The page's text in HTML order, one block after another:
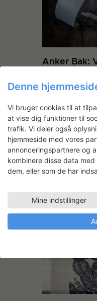
Anker Bak:
Kirkeskib
Denne
Vi bruger cookies til at
at vise dig funktioner til
trafik. Vi deler også
hjemmeside med vores
annonceringspartnere og
kombinere disse data
dem, eller som de har
Mine indstillinger